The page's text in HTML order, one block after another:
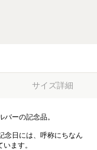
サイズ詳細
ーの記念品。
念日には、呼称にちなん
ます。